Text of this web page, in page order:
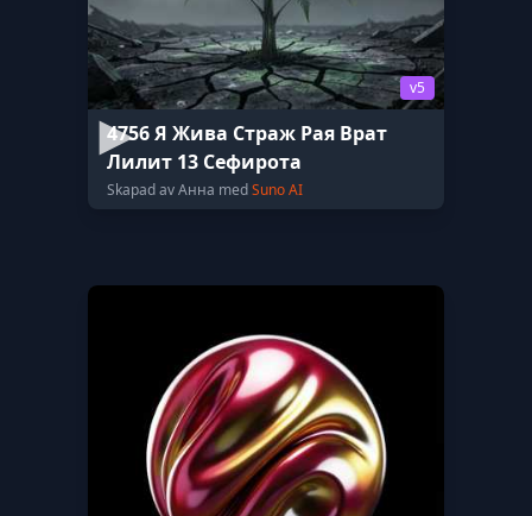
v5
4756 Я Жива Страж Рая Врат
Лилит 13 Сефирота
Skapad av Анна medSuno AI